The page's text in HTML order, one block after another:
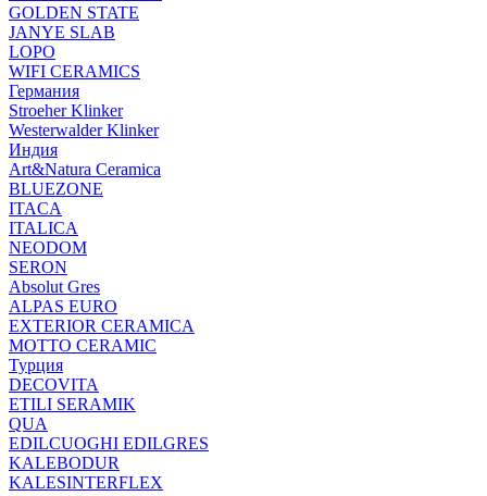
GOLDEN STATE
JANYE SLAB
LOPO
WIFI CERAMICS
Германия
Stroeher Klinker
Westerwalder Klinker
Индия
Art&Natura Ceramica
BLUEZONE
ITACA
ITALICA
NEODOM
SERON
Absolut Gres
ALPAS EURO
EXTERIOR CERAMICA
MOTTO CERAMIC
Турция
DECOVITA
ETILI SERAMIK
QUA
EDILCUOGHI EDILGRES
KALEBODUR
KALESINTERFLEX